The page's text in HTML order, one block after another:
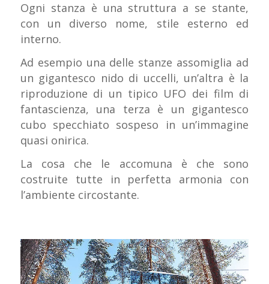
Ogni stanza è una struttura a se stante,
con un diverso nome, stile esterno ed
interno.
Ad esempio una delle stanze assomiglia ad
un gigantesco nido di uccelli, un’altra è la
riproduzione di un tipico UFO dei film di
fantascienza, una terza è un gigantesco
cubo specchiato sospeso in un’immagine
quasi onirica.
La cosa che le accomuna è che sono
costruite tutte in perfetta armonia con
l’ambiente circostante.